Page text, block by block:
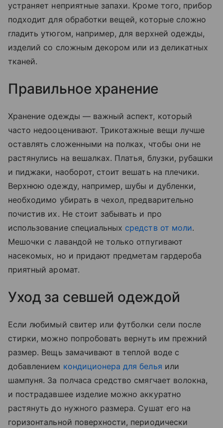
устраняет неприятные запахи. Кроме того, прибор
подходит для обработки вещей, которые сложно
гладить утюгом, например, для верхней одежды,
изделий со сложным декором или из деликатных
тканей.
Правильное хранение
Хранение одежды — важный аспект, который
часто недооценивают. Трикотажные вещи лучше
оставлять сложенными на полках, чтобы они не
растянулись на вешалках. Платья, блузки, рубашки
и пиджаки, наоборот, стоит вешать на плечики.
Верхнюю одежду, например, шубы и дубленки,
необходимо убирать в чехол, предварительно
почистив их. Не стоит забывать и про
использование специальных средств от моли.
Мешочки с лавандой не только отпугивают
насекомых, но и придают предметам гардероба
приятный аромат.
Уход за севшей одеждой
Если любимый свитер или футболки сели после
стирки, можно попробовать вернуть им прежний
размер. Вещь замачивают в теплой воде с
добавлением кондиционера для белья или
шампуня. За полчаса средство смягчает волокна,
и пострадавшее изделие можно аккуратно
растянуть до нужного размера. Сушат его на
горизонтальной поверхности, периодически